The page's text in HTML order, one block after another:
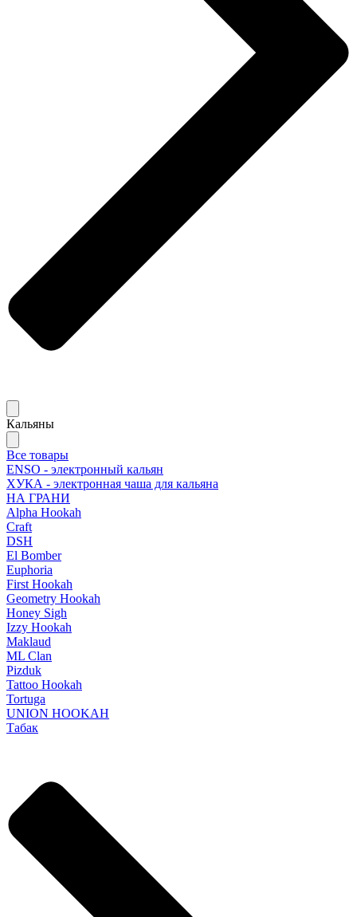
Кальяны
Все товары
ENSO - электронный кальян
ХУКА - электронная чаша для кальяна
НА ГРАНИ
Alpha Hookah
Craft
DSH
El Bomber
Euphoria
First Hookah
Geometry Hookah
Honey Sigh
Izzy Hookah
Maklaud
ML Clan
Pizduk
Tattoo Hookah
Tortuga
UNION HOOKAH
Табак